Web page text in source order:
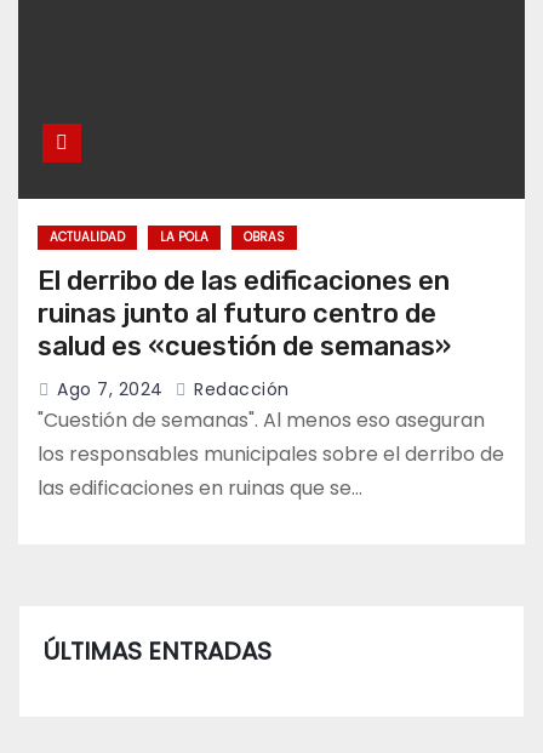
ACTUALIDAD LA POLA OBRAS
El derribo de las edificaciones en
ruinas junto al futuro centro de
salud es «cuestión de semanas»
Ago 7, 2024 Redacción
"Cuestión de semanas". Al menos eso aseguran
los responsables municipales sobre el derribo de
las edificaciones en ruinas que se…
ÚLTIMAS ENTRADAS